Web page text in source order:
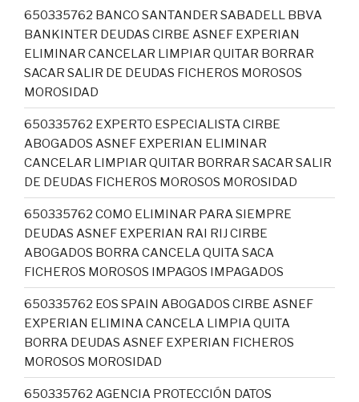
650335762 BANCO SANTANDER SABADELL BBVA
BANKINTER DEUDAS CIRBE ASNEF EXPERIAN
ELIMINAR CANCELAR LIMPIAR QUITAR BORRAR
SACAR SALIR DE DEUDAS FICHEROS MOROSOS
MOROSIDAD
650335762 EXPERTO ESPECIALISTA CIRBE
ABOGADOS ASNEF EXPERIAN ELIMINAR
CANCELAR LIMPIAR QUITAR BORRAR SACAR SALIR
DE DEUDAS FICHEROS MOROSOS MOROSIDAD
650335762 COMO ELIMINAR PARA SIEMPRE
DEUDAS ASNEF EXPERIAN RAI RIJ CIRBE
ABOGADOS BORRA CANCELA QUITA SACA
FICHEROS MOROSOS IMPAGOS IMPAGADOS
650335762 EOS SPAIN ABOGADOS CIRBE ASNEF
EXPERIAN ELIMINA CANCELA LIMPIA QUITA
BORRA DEUDAS ASNEF EXPERIAN FICHEROS
MOROSOS MOROSIDAD
650335762 AGENCIA PROTECCIÓN DATOS